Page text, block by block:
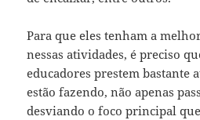
Para que eles tenham a
nessas atividades, é preciso
educadores prestem bastante
estão fazendo, não apenas
desviando o foco principal